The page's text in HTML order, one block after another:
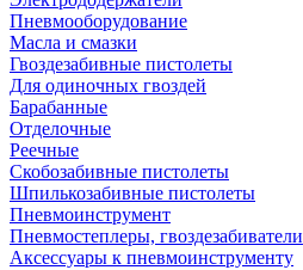
Пневмооборудование
Масла и смазки
Гвоздезабивные пистолеты
Для одиночных гвоздей
Барабанные
Отделочные
Реечные
Скобозабивные пистолеты
Шпилькозабивные пистолеты
Пневмоинструмент
Пневмостеплеры, гвоздезабиватели
Аксессуары к пневмоинструменту